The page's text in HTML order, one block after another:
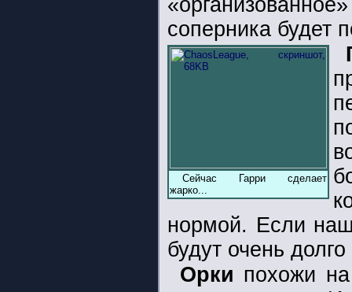
соперника будет
Сейчас Гарри сделает
жарко...
нормой. Если
будут очень
Орки похожи